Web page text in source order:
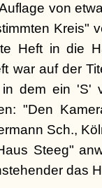
von
Kreis"
Heft in die
war auf der
dem ein 'S'
"Den
Sch.,
Steeg"
das